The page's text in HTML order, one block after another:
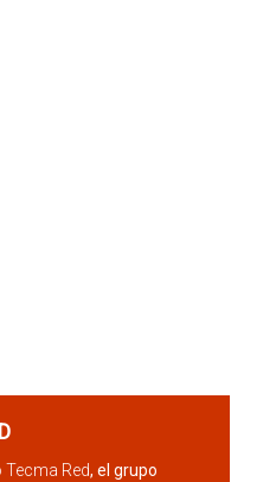
Tecma Red, el grupo